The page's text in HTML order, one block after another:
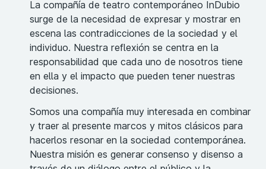
La compañía de teatro contemporáneo InDubio
surge de la necesidad de expresar y mostrar en
escena las contradicciones de la sociedad y el
individuo. Nuestra reflexión se centra en la
responsabilidad que cada uno de nosotros tiene
en ella y el impacto que pueden tener nuestras
decisiones.
Somos una compañía muy interesada en combinar
y traer al presente marcos y mitos clásicos para
hacerlos resonar en la sociedad contemporánea.
Nuestra misión es generar consenso y disenso a